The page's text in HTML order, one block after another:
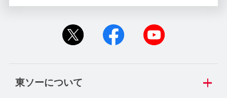
東ソーについて